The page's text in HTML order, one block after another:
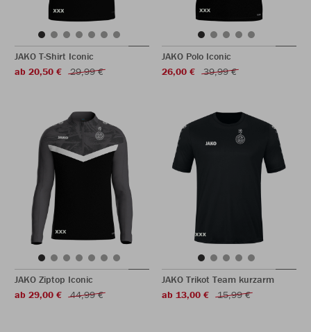
JAKO T-Shirt Iconic
ab 20,50 €
29,99 €
JAKO Polo Iconic
26,00 €
39,99 €
JAKO Ziptop Iconic
ab 29,00 €
44,99 €
JAKO Trikot Team kurzarm
ab 13,00 €
15,99 €